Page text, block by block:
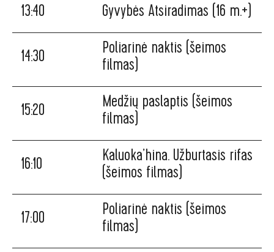
13:40
Gyvybės Atsiradimas (16 m.+)
14:30
Poliarinė naktis (šeimos
filmas)
15:20
Medžių paslaptis (šeimos
filmas)
16:10
Kaluoka’hina. Užburtasis rifas
(šeimos filmas)
17:00
Poliarinė naktis (šeimos
filmas)